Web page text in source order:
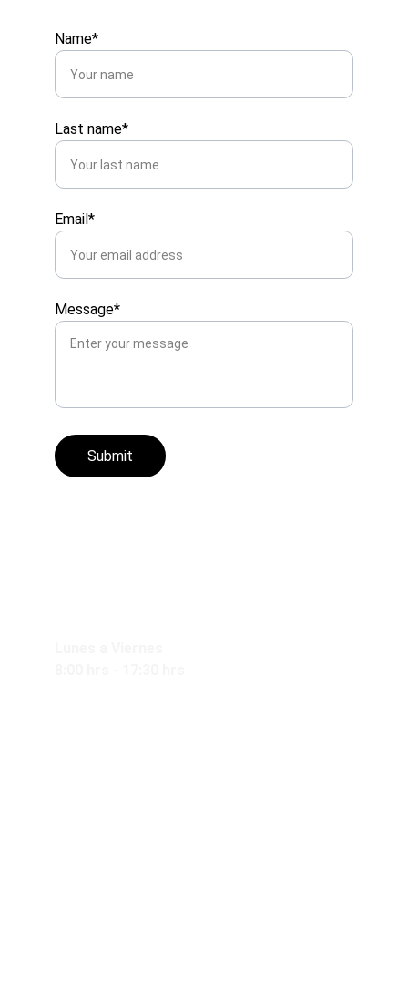
Name*
Last name*
Email*
Message*
Submit